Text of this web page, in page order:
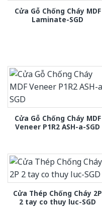
Cửa Gỗ Chống Cháy MDF
Laminate-SGD
Cửa Gỗ Chống Cháy MDF
Veneer P1R2 ASH-a-SGD
Cửa Thép Chống Cháy 2P
2 tay co thuy luc-SGD